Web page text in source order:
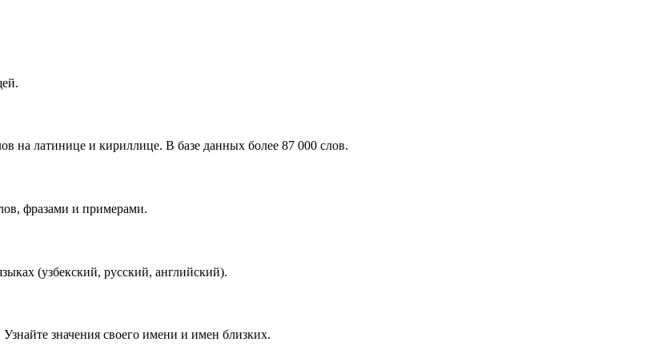
на латинице и кириллице. В базе данных более 87 000 слов.
фразами и примерами.
(узбекский, русский, английский).
значения своего имени и имен близких.